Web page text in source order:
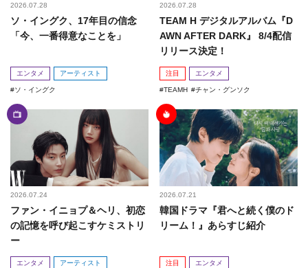
2026.07.28
ソ・イングク、17年目の信念
「今、一番得意なことを」
エンタメ アーティスト
ソ・イングク
2026.07.28
TEAM H デジタルアルバム『D
AWN AFTER DARK』 8/4配信
リリース決定！
注目 エンタメ
TEAMH チャン・グンソク
2026.07.24
ファン・イニョプ＆ヘリ、初恋
の記憶を呼び起こすケミストリ
ー
エンタメ アーティスト
2026.07.21
韓国ドラマ『君へと続く僕のド
リーム！』あらすじ紹介
注目 エンタメ